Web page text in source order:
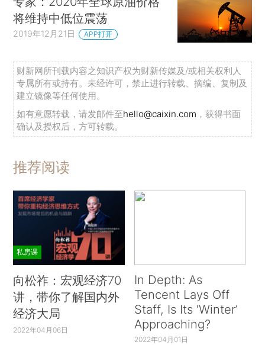
将维持中低位震荡
2019年12月21日 APP打开
财新网所刊载内容之知识产权为财新传媒及/或相关权利人
专属所有或持有。未经许可，禁止进行转载、摘编、复制及
建立镜像等任何使用。
如有意愿转载，请发邮件至hello@caixin.com ，获得书面
确认及授权后，方可转载。
推荐阅读
私房课
向松祚：宏观经济70
讲，带你了解国内外
经济大局
2022年04月06日
In Depth: As
Tencent Lays Off
Staff, Is Its ‘Winter’
Approaching?
2022年04月01日